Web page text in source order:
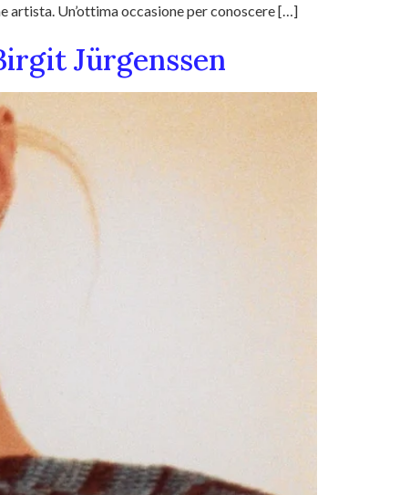
artista. Un’ottima occasione per conoscere […]
Jürgenssen